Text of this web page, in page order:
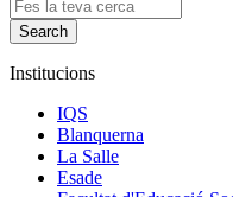
Institucions
IQS
Blanquerna
La Salle
Esade